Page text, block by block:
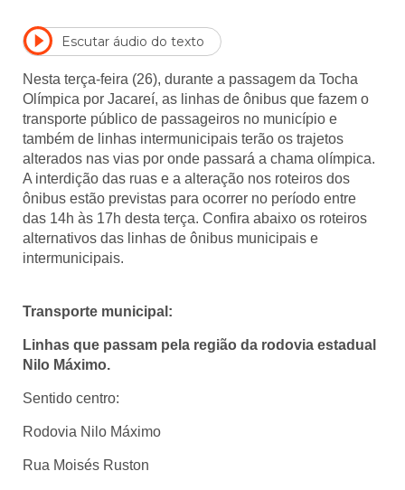
Escutar áudio do texto
Nesta terça-feira (26), durante a passagem da Tocha
Olímpica por Jacareí, as linhas de ônibus que fazem o
transporte público de passageiros no município e
também de linhas intermunicipais terão os trajetos
alterados nas vias por onde passará a chama olímpica.
A interdição das ruas e a alteração nos roteiros dos
ônibus estão previstas para ocorrer no período entre
das 14h às 17h desta terça. Confira abaixo os roteiros
alternativos das linhas de ônibus municipais e
intermunicipais.
Transporte municipal:
Linhas que passam pela região da rodovia estadual
Nilo Máximo.
Sentido centro:
Rodovia Nilo Máximo
Rua Moisés Ruston